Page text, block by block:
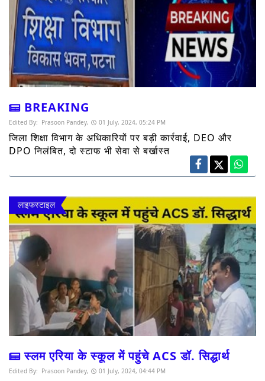
BREAKING
Edited By: Prasoon Pandey, 01 July, 2024, 05:24 PM
जिला शिक्षा विभाग के अधिकारियों पर बड़ी कार्रवाई, DEO और
DPO निलंबित, दो स्टाफ भी सेवा से बर्खास्त
लाइफस्टाइल
स्लम एरिया के स्कूल में पहुंचे ACS डॉ. सिद्धार्थ
Edited By: Prasoon Pandey, 01 July, 2024, 04:44 PM